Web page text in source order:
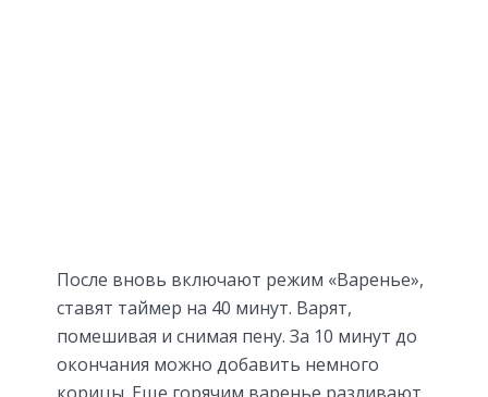
После вновь включают режим «Варенье»,
ставят таймер на 40 минут. Варят,
помешивая и снимая пену. За 10 минут до
окончания можно добавить немного